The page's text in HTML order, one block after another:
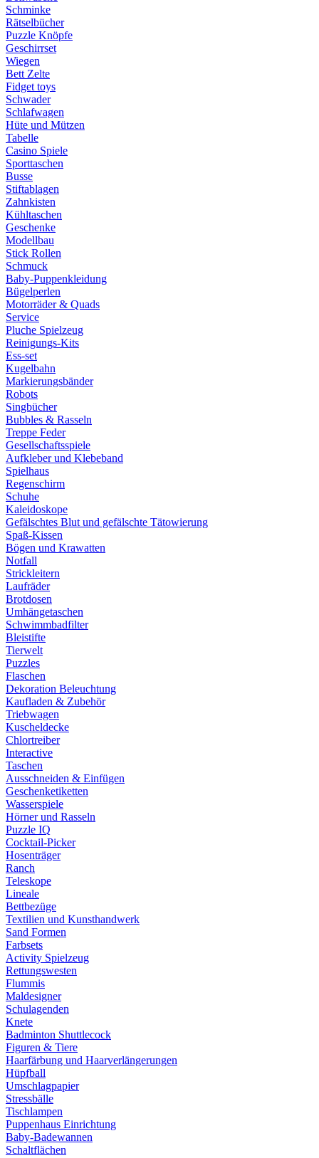
Schminke
Rätselbücher
Puzzle Knöpfe
Geschirrset
Wiegen
Bett Zelte
Fidget toys
Schwader
Schlafwagen
Hüte und Mützen
Tabelle
Casino Spiele
Sporttaschen
Busse
Stiftablagen
Zahnkisten
Kühltaschen
Geschenke
Modellbau
Stick Rollen
Schmuck
Baby-Puppenkleidung
Bügelperlen
Motorräder & Quads
Service
Pluche Spielzeug
Reinigungs-Kits
Ess-set
Kugelbahn
Markierungsbänder
Robots
Singbücher
Bubbles & Rasseln
Treppe Feder
Gesellschaftsspiele
Aufkleber und Klebeband
Spielhaus
Regenschirm
Schuhe
Kaleidoskope
Gefälschtes Blut und gefälschte Tätowierung
Spaß-Kissen
Bögen und Krawatten
Notfall
Strickleitern
Laufräder
Brotdosen
Umhängetaschen
Schwimmbadfilter
Bleistifte
Tierwelt
Puzzles
Flaschen
Dekoration Beleuchtung
Kaufladen & Zubehör
Triebwagen
Kuscheldecke
Chlortreiber
Interactive
Taschen
Ausschneiden & Einfügen
Geschenketiketten
Wasserspiele
Hörner und Rasseln
Puzzle IQ
Cocktail-Picker
Hosenträger
Ranch
Teleskope
Lineale
Bettbezüge
Textilien und Kunsthandwerk
Sand Formen
Farbsets
Activity Spielzeug
Rettungswesten
Flummis
Maldesigner
Schulagenden
Knete
Badminton Shuttlecock
Figuren & Tiere
Haarfärbung und Haarverlängerungen
Hüpfball
Umschlagpapier
Stressbälle
Tischlampen
Puppenhaus Einrichtung
Baby-Badewannen
Schaltflächen